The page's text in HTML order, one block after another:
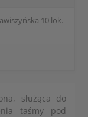
10 lok.
służąca do
taśmy pod